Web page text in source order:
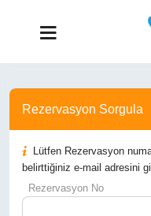
Rezervasyon Sorgula
Lütfen Rezervasyon
belirttiğiniz e-mail adresini
Rezervasyon No